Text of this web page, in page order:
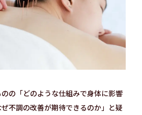
の「どのような仕組みで身体に影響
不調の改善が期待できるのか」と疑